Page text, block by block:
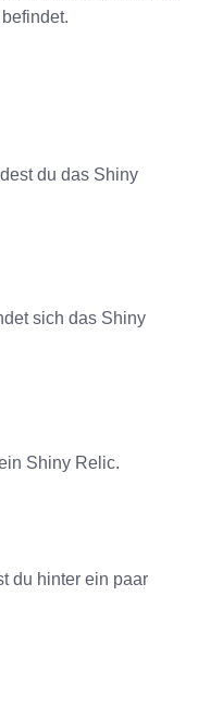
du das Shiny
sich das Shiny
Shiny Relic.
du hinter ein paar